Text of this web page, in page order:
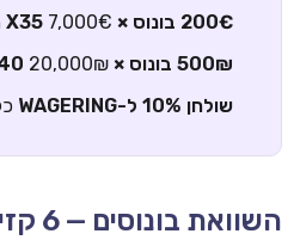
200€ בונוס × X35
7,000€ הימור נדרש
500₪ בונוס × X40
20,000₪ הימור נדרש
שולחן 10% ל-WAGERING
כל 1€
השוואת בונוסים — 6 קזינו